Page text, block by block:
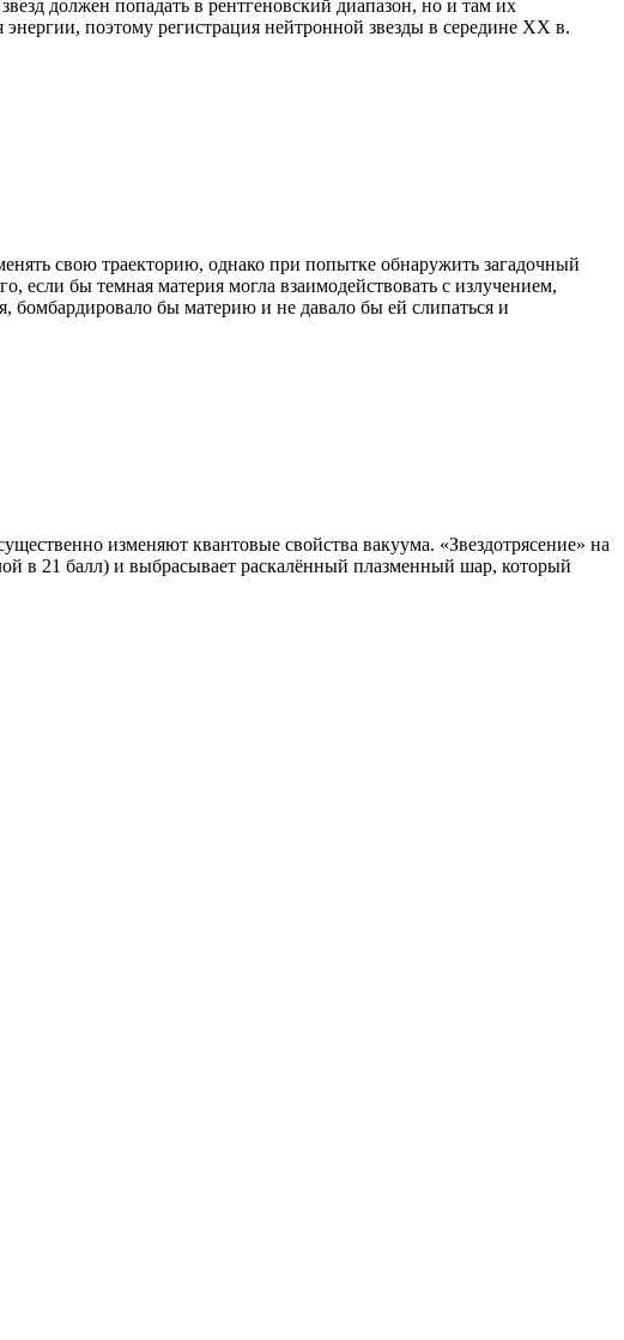
должен попадать в рентгеновский диапазон, но и там их
поэтому регистрация нейтронной звезды в середине XX в.
свою траекторию, однако при попытке обнаружить загадочный
если бы темная материя могла взаимодействовать с излучением,
бомбардировало бы материю и не давало бы ей слипаться и
изменяют квантовые свойства вакуума. «Звездотрясение» на
в 21 балл) и выбрасывает раскалённый плазменный шар, который